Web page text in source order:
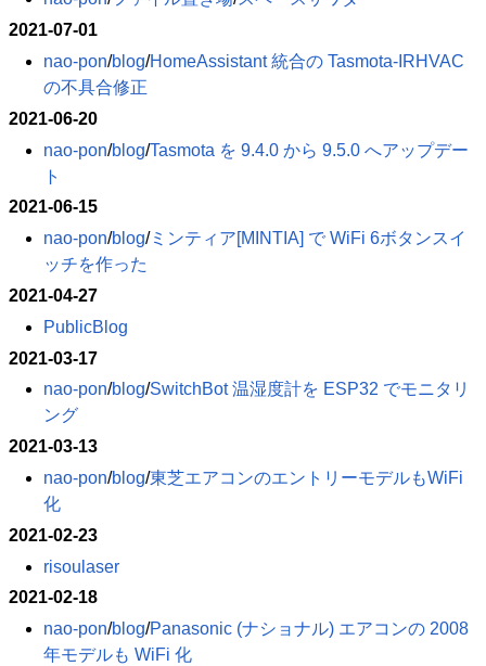
2021-07-01
nao-pon​/blog​/HomeAssistant 統合の Tasmota-IRHVAC
の不具合修正
2021-06-20
nao-pon​/blog​/Tasmota を 9.4.0 から 9.5.0 へアップデー
ト
2021-06-15
nao-pon​/blog​/ミンティア[MINTIA] で WiFi 6ボタンスイ
ッチを作った
2021-04-27
PublicBlog
2021-03-17
nao-pon​/blog​/SwitchBot 温湿度計を ESP32 でモニタリ
ング
2021-03-13
nao-pon​/blog​/東芝エアコンのエントリーモデルもWiFi
化
2021-02-23
risoulaser
2021-02-18
nao-pon​/blog​/Panasonic (ナショナル) エアコンの 2008
年モデルも WiFi 化